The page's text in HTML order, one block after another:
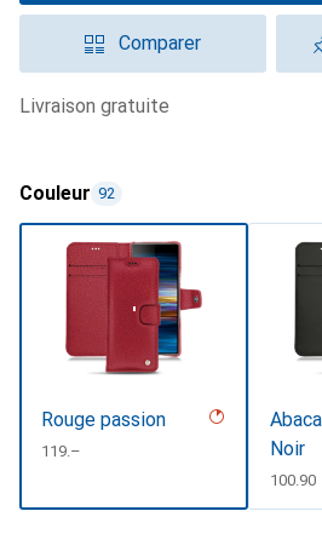
Comparer
livraison gratuite
Couleur 92
Rouge passion
CHF
119.–
Noir
CHF
100.90